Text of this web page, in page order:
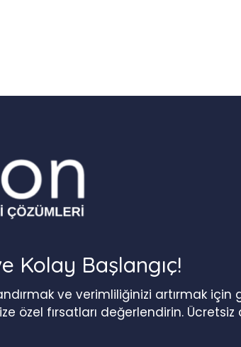
Kolay Başlangıç!
ve verimliliğinizi artırmak
özel fırsatları değerlendirin.